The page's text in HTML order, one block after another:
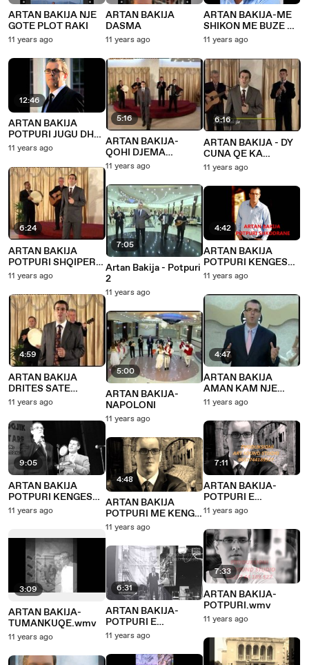
ARTAN BAKIJA NJE
GOTE PLOT RAKI
11 years ago
12:46
ARTAN BAKIJA
POTPURI JUGU DHE
ARVANITE
11 years ago
6:24
ARTAN BAKIJA
POTPURI SHQIPERIS
SE MESME
11 years ago
4:59
ARTAN BAKIJA
DRITES SATE
XHEVAHIR
11 years ago
9:05
ARTAN BAKIJA
POTPURI KENGESH
TE SHQIPERIS SE
11 years ago
3:09
ARTAN BAKIJA-
TUMANKUQE.wmv
11 years ago
ARTAN BAKIJA
DASMA
11 years ago
5:16
ARTAN BAKIJA-
QOHI DJEMA
SHALONI ATIN-
11 years ago
7:05
Artan Bakija - Potpuri
2
11 years ago
5:00
ARTAN BAKIJA-
NAPOLONI
11 years ago
4:48
ARTAN BAKIJA
POTPURI ME KENGE
DASMASH
11 years ago
6:31
ARTAN BAKIJA-
POTPURI E
SHQIPERIS SE
11 years ago
ARTAN BAKIJA-ME
SHIKON ME BUZE NE
GAZ
11 years ago
6:16
ARTAN BAKIJA - DY
CUNA QE KA
TIRANA
11 years ago
4:42
ARTAN BAKIJA
POTPURI KENGESH
SHKODRANE
11 years ago
4:47
ARTAN BAKIJA
AMAN KAM NJE
BABE IFTIJAR
11 years ago
7:11
ARTAN BAKIJA-
POTPURI E
SHQIPERIS SE
11 years ago
7:33
ARTAN BAKIJA-
POTPURI.wmv
11 years ago